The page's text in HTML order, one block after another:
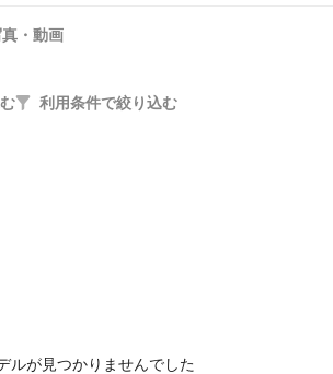
・動画
利用条件で絞り込む
ルが見つかりませんでした